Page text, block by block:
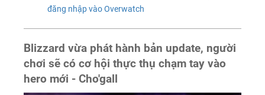
đăng nhập vào Overwatch
Blizzard vừa phát hành bản update, người
chơi sẽ có cơ hội thực thụ chạm tay vào
hero mới - Cho'gall